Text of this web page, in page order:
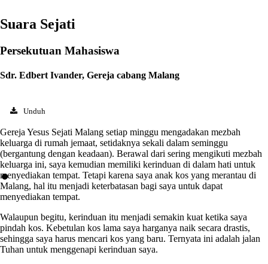
Suara Sejati
Persekutuan Mahasiswa
Sdr. Edbert Ivander, Gereja cabang Malang
Unduh
Gereja Yesus Sejati Malang setiap minggu mengadakan mezbah
keluarga di rumah jemaat, setidaknya sekali dalam seminggu
(bergantung dengan keadaan). Berawal dari sering mengikuti mezbah
keluarga ini, saya kemudian memiliki kerinduan di dalam hati untuk
menyediakan tempat. Tetapi karena saya anak kos yang merantau di
Malang, hal itu menjadi keterbatasan bagi saya untuk dapat
menyediakan tempat.
Walaupun begitu, kerinduan itu menjadi semakin kuat ketika saya
pindah kos. Kebetulan kos lama saya harganya naik secara drastis,
sehingga saya harus mencari kos yang baru. Ternyata ini adalah jalan
Tuhan untuk menggenapi kerinduan saya.